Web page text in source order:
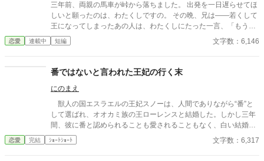
三年前、両親の馬車が峠から落ちました。 出発を一日遅らせてほ
しいと願ったのは、わたくしですの。 その晩、兄は――若くして
王になってしまったあの人は、わたくしにたった一言、「もうい
い」と仰いましたわ。 以来わたくしたちは、口をきいておりませ
ん。宮廷の噂どおり、たいそう仲の悪い兄妹ですのよ。 そんなわ
がおりました。平民出の宮廷書記官、ノエル・ヴァイト様。 けれ
どそのお話をした途端、お兄様は近衛を三十人も引き連れて茶会
に踏み込み、王女への面会申請には添付書類を三十七通と定め、
舞踏会の曲まで変えさせましたのよ。 ……よろしくてよ。そこま
でわたくしがお邪魔なら。 身分違いの恋を反対されましたので、
わたくし、お兄様の妹はやめますわ。 ――ええ。この時わたくし
いい」に、続きの言葉があったことも。
恋愛 連載中 短編 文字数：6,146
番ではないと言われた王妃の行く末
にのまえ
獣人の国エスラエルの王妃スノーは、人間でありながら“番”と
して選ばれ、オオカミ族の王ローレンスと結婚した。しかし三年
間、彼に番と認められることも愛されることもなく、白い結婚の
まま冷遇され続ける。 それでも王妃として国に尽くしてきたス
ノーだったが、ある日、ローレンスが別の令嬢レイアーを懐妊さ
恋愛 完結 ｼｮｰﾄｼｮｰﾄ 文字数：6,317